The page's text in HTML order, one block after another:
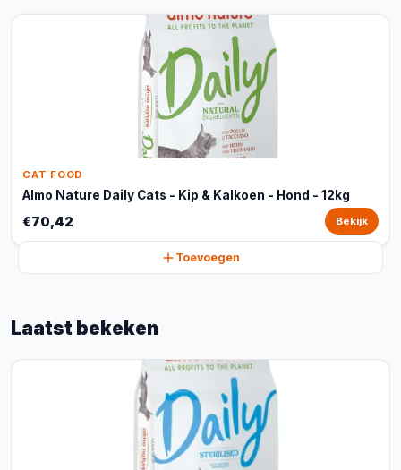
CAT FOOD
Almo Nature Daily Cats - Kip & Kalkoen - Hond - 12kg
€70,42 Bekijk
Toevoegen
Laatst bekeken